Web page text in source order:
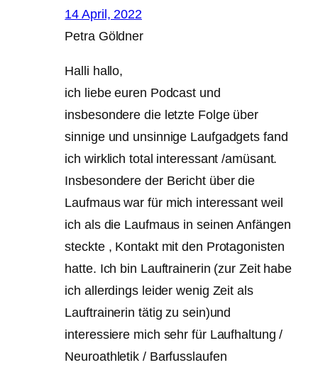
14 April, 2022
Petra Göldner
Halli hallo,
ich liebe euren Podcast und
insbesondere die letzte Folge über
sinnige und unsinnige Laufgadgets fand
ich wirklich total interessant /amüsant.
Insbesondere der Bericht über die
Laufmaus war für mich interessant weil
ich als die Laufmaus in seinen Anfängen
steckte , Kontakt mit den Protagonisten
hatte. Ich bin Lauftrainerin (zur Zeit habe
ich allerdings leider wenig Zeit als
Lauftrainerin tätig zu sein)und
interessiere mich sehr für Laufhaltung /
Neuroathletik / Barfusslaufen